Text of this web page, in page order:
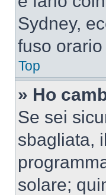
Sydney,
fuso
Top
» Ho
Se sei
sbagliata,
solare;